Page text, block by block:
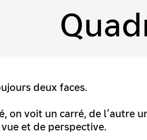
deux faces.
on voit un carré, de l’autre
et de perspective.